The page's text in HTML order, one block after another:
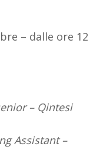
– dalle ore 12
– Qintesi
Assistant –